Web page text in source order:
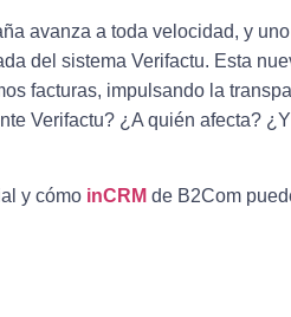
avanza a toda velocidad, y
del sistema Verifactu. Esta
facturas, impulsando la
Verifactu? ¿A quién afecta?
y cómo inCRM de B2Com